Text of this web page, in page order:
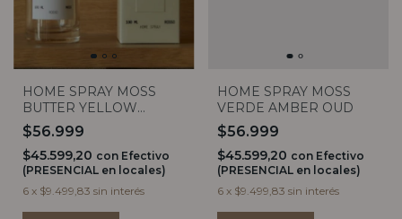
HOME SPRAY MOSS
BUTTER YELLOW
ROSSO
$56.999
$45.599,20 con Efectivo
(PRESENCIAL en locales)
6 x $9.499,83 sin interés
HOME SPRAY MOSS
VERDE AMBER OUD
$56.999
$45.599,20 con Efectivo
(PRESENCIAL en locales)
6 x $9.499,83 sin interés